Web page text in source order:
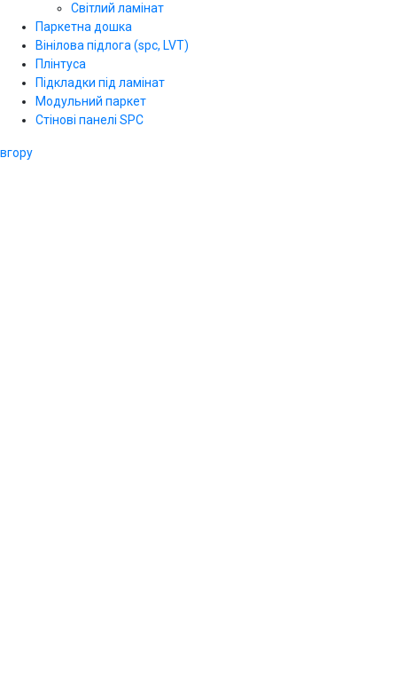
Світлий ламінат
Паркетна дошка
Вінілова підлога (spc, LVT)
Плінтуса
Підкладки під ламінат
Модульний паркет
Стінові панелі SPС
вгору